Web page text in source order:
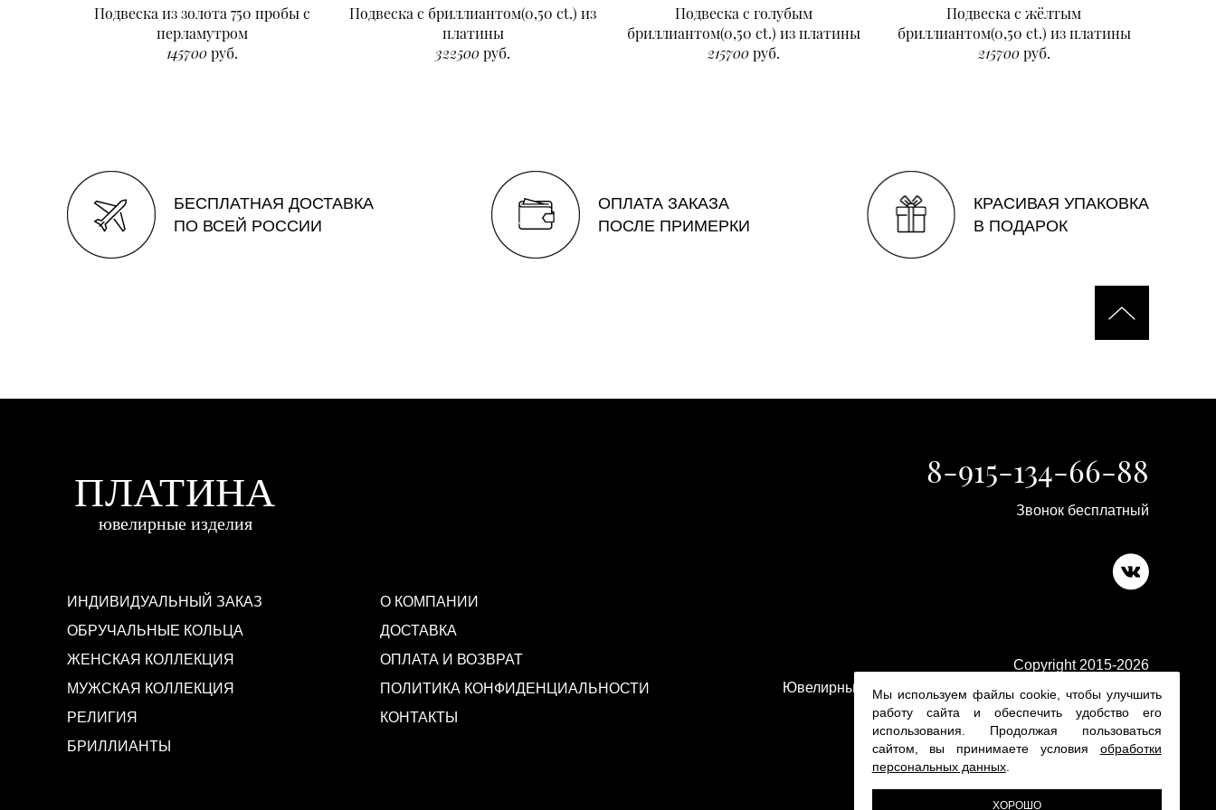
Подвеска из золота 750 пробы с
перламутром
145700руб.
Подвеска с бриллиантом(0,50 ct.) из
платины
322500руб.
Подвеска с голубым
бриллиантом(0,50 ct.) из платины
215700руб.
Подвеска с жёлтым
бриллиантом(0,50 ct.) из платины
215700руб.
БЕСПЛАТНАЯ ДОСТАВКА
ПО ВСЕЙ РОССИИ
ОПЛАТА ЗАКАЗА
ПОСЛЕ ПРИМЕРКИ
КРАСИВАЯ УПАКОВКА
В ПОДАРОК
ИНДИВИДУАЛЬНЫЙ ЗАКАЗ
ОБРУЧАЛЬНЫЕ КОЛЬЦА
ЖЕНСКАЯ КОЛЛЕКЦИЯ
МУЖСКАЯ КОЛЛЕКЦИЯ
РЕЛИГИЯ
БРИЛЛИАНТЫ
О КОМПАНИИ
ДОСТАВКА
ОПЛАТА И ВОЗВРАТ
ПОЛИТИКА КОНФИДЕНЦИАЛЬНОСТИ
КОНТАКТЫ
8-915-134-66-88
Звонок бесплатный
Copyright 2015-2026
Ювелирные изделия в ювелирном магазине Platina 24
Мы используем файлы cookie, чтобы улучшить
работу сайта и обеспечить удобство его
использования. Продолжая пользоваться
сайтом, вы принимаете условия обработки
персональных данных.
ХОРОШО